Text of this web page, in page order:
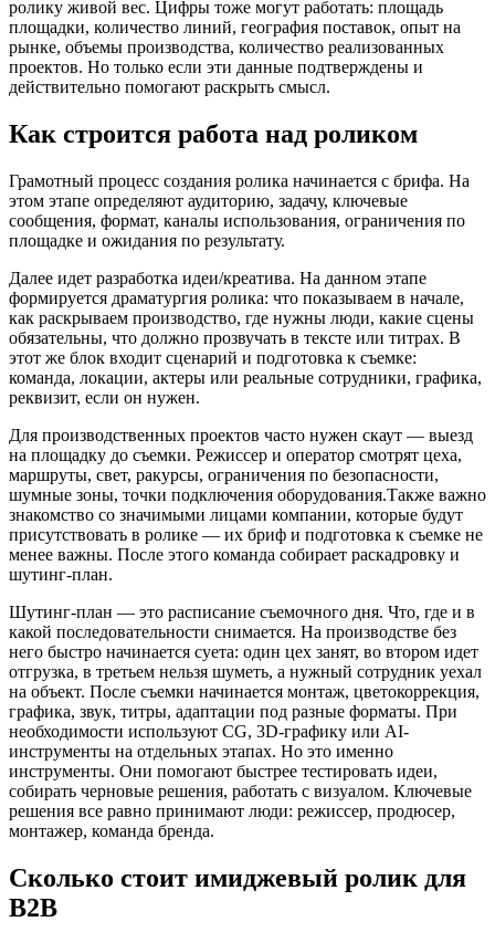
ролику живой вес. Цифры тоже могут работать: площадь
площадки, количество линий, география поставок, опыт на
рынке, объемы производства, количество реализованных
проектов. Но только если эти данные подтверждены и
действительно помогают раскрыть смысл.
Как строится работа над роликом
Грамотный процесс создания ролика начинается с брифа. На
этом этапе определяют аудиторию, задачу, ключевые
сообщения, формат, каналы использования, ограничения по
площадке и ожидания по результату.
Далее идет разработка идеи/креатива. На данном этапе
формируется драматургия ролика: что показываем в начале,
как раскрываем производство, где нужны люди, какие сцены
обязательны, что должно прозвучать в тексте или титрах. В
этот же блок входит сценарий и подготовка к съемке:
команда, локации, актеры или реальные сотрудники, графика,
реквизит, если он нужен.
Для производственных проектов часто нужен скаут — выезд
на площадку до съемки. Режиссер и оператор смотрят цеха,
маршруты, свет, ракурсы, ограничения по безопасности,
шумные зоны, точки подключения оборудования.Также важно
знакомство со значимыми лицами компании, которые будут
присутствовать в ролике — их бриф и подготовка к съемке не
менее важны. После этого команда собирает раскадровку и
шутинг-план.
Шутинг-план — это расписание съемочного дня. Что, где и в
какой последовательности снимается. На производстве без
него быстро начинается суета: один цех занят, во втором идет
отгрузка, в третьем нельзя шуметь, а нужный сотрудник уехал
на объект. После съемки начинается монтаж, цветокоррекция,
графика, звук, титры, адаптации под разные форматы. При
необходимости используют CG, 3D-графику или AI-
инструменты на отдельных этапах. Но это именно
инструменты. Они помогают быстрее тестировать идеи,
собирать черновые решения, работать с визуалом. Ключевые
решения все равно принимают люди: режиссер, продюсер,
монтажер, команда бренда.
Сколько стоит имиджевый ролик для
B2B